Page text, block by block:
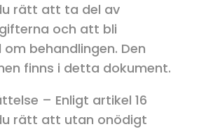
rätt att ta del av
och att bli
behandlingen. Den
finns i detta dokument.
– Enligt artikel 16
rätt att utan onödigt